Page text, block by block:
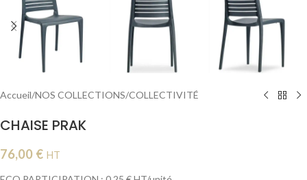
Accueil/NOS COLLECTIONS/COLLECTIVITÉ
CHAISE PRAK
76,00 € HT